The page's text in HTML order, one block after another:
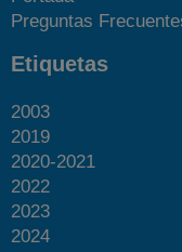
Preguntas
Etiquetas
2003
2019
2020-2021
2022
2023
2024